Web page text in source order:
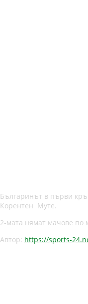
Българинът в първи
Корентен Муте.
2-мата нямат мачове по
Автор: https://sports-